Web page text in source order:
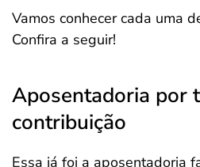
Vamos conhecer cada uma
Confira a seguir!
Aposentadoria por
contribuição
Essa já foi a aposentadoria